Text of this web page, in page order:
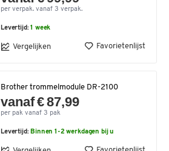
per verpak. vanaf 3 verpak.
Levertijd:1 week
Vergelijken Favorietenlijst
Brother trommelmodule DR-2100
vanaf € 87,99
per pak vanaf 3 pak
Levertijd: Binnen 1-2 werkdagen bij u